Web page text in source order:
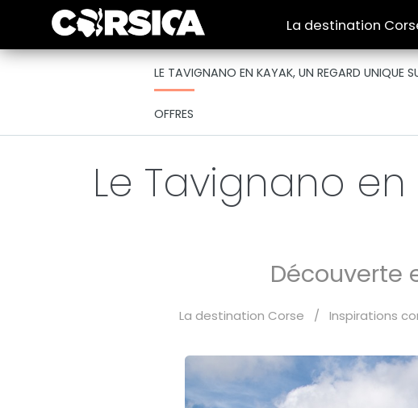
La destination
LE TAVIGNANO EN KAYAK, UN REGARD UNIQUE
OFFRES
Le Tavignano
Découverte
La destination Corse / Inspirations